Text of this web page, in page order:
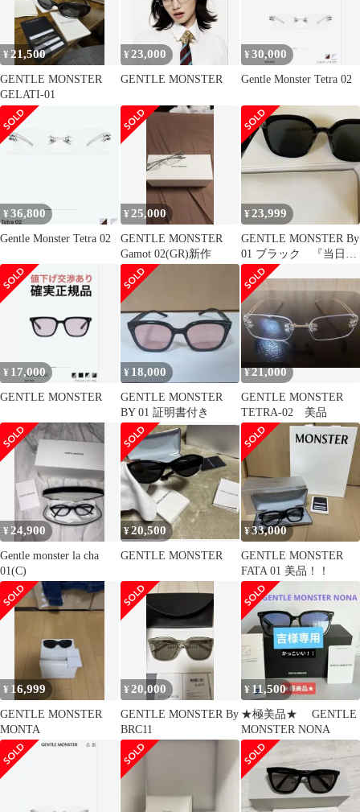
¥21,500
GENTLE MONSTER
GELATI-01
¥23,000
GENTLE MONSTER
¥30,000
Gentle Monster Tetra 02
¥36,800
Gentle Monster Tetra 02
¥ 25,000
GENTLE MONSTER
Gamot 02(GR)新作
¥23,999
GENTLE MONSTER By
01 ブラック 『当日発
送』
¥ 17,000
GENTLE MONSTER
¥ 18,000
GENTLE MONSTER
BY 01 証明書付き
¥21,000
GENTLE MONSTER
TETRA-02 美品
¥ 24,900
Gentle monster la cha
01(C)
¥20,500
GENTLE MONSTER
¥33,000
GENTLE MONSTER
FATA 01 美品！！
¥ 16,999
GENTLE MONSTER
MONTA
¥ 20,000
GENTLE MONSTER By
BRC11
¥ 11,500
★極美品★ GENTLE
MONSTER NONA